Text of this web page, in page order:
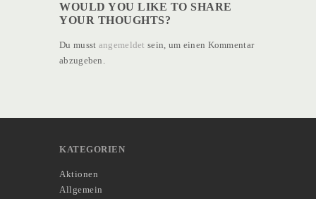
WOULD YOU LIKE TO SHARE
YOUR THOUGHTS?
Du musst angemeldet sein, um einen Kommentar
abzugeben.
KATEGORIEN
Aktionen
Allgemein